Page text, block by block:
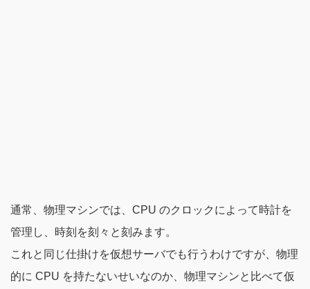
通常、物理マシンでは、CPU のクロックによって時計を
管理し、時刻を刻々と刻みます。
これと同じ仕掛けを仮想サーバでも行うわけですが、物理
的に CPU を持たないせいなのか、物理マシンと比べて仮